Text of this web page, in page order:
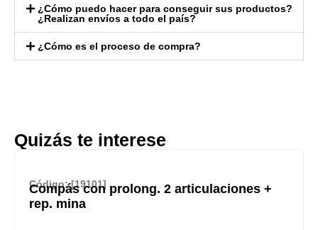
¿Cómo puedo hacer para conseguir sus productos?
¿Realizan envíos a todo el país?
¿Cómo es el proceso de compra?
Quizás te interese
Código: [19101]
Compás con prolong. 2 articulaciones +
rep. mina